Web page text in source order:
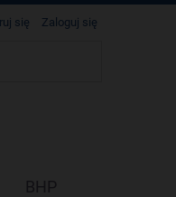
się Zaloguj się
BHP